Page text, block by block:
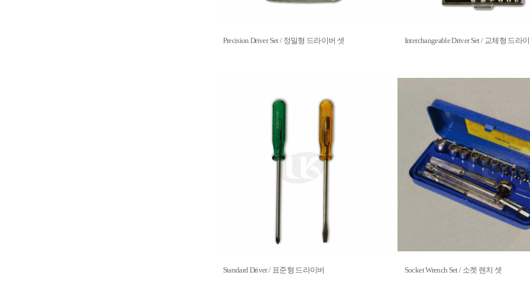
Precision Driver Set / 정밀형 드라이버 셋 Interchangeable Driver Set / 교체형 드라
Standard Driver / 표준형 드라이버 Socket Wrench Set / 소켓 렌치 셋